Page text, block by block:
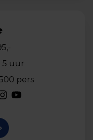
5 uur
pers